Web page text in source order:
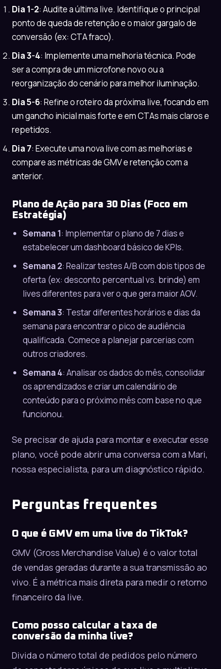
Dia 1-2: Audite a última live. Identifique o principal
ponto de queda de retenção e o maior gargalo de
conversão (ex: CTA fraco).
Dia 3-4: Implemente uma melhoria técnica. Pode
ser a compra de um microfone novo ou a
reorganização do cenário para melhor iluminação.
Dia 5-6: Refine o roteiro da próxima live, focando em
um gancho inicial mais forte e em CTAs mais claros e
repetidos.
Dia 7: Execute uma nova live com as melhorias e
compare as métricas de GMV e retenção com a
anterior.
Plano de Ação para 30 Dias (Foco em
Estratégia)
Semana 1: Implementar o plano de 7 dias e
estabelecer um dashboard básico de KPIs.
Semana 2: Realizar testes A/B com dois tipos de
oferta (ex: desconto percentual vs. brinde) em
lives diferentes para ver o que gera maior AOV.
Semana 3: Testar diferentes horários e dias da
semana para encontrar o pico de audiência
qualificada. Comece a planejar parcerias com
outros criadores.
Semana 4: Analisar os dados do mês, consolidar
os aprendizados e criar um calendário de
conteúdo para o próximo mês com base no que
funcionou.
Se precisar de ajuda para montar e executar esse
plano, você pode abrir uma conversa com a Mari,
nossa especialista, para um diagnóstico rápido.
Perguntas frequentes
O que é GMV em uma live do TikTok?
GMV (Gross Merchandise Value) é o valor total
de vendas geradas durante a sua transmissão ao
vivo. É a métrica mais direta para medir o retorno
financeiro da live.
Como posso calcular a taxa de
conversão da minha live?
Divida o número total de pedidos pelo número